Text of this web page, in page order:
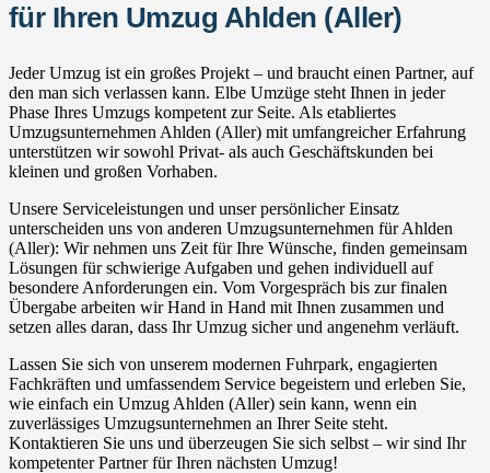
für Ihren Umzug Ahlden (Aller)
Jeder Umzug ist ein großes Projekt – und braucht einen Partner, auf
den man sich verlassen kann. Elbe Umzüge steht Ihnen in jeder
Phase Ihres Umzugs kompetent zur Seite. Als etabliertes
Umzugsunternehmen Ahlden (Aller) mit umfangreicher Erfahrung
unterstützen wir sowohl Privat- als auch Geschäftskunden bei
kleinen und großen Vorhaben.
Unsere Serviceleistungen und unser persönlicher Einsatz
unterscheiden uns von anderen Umzugsunternehmen für Ahlden
(Aller): Wir nehmen uns Zeit für Ihre Wünsche, finden gemeinsam
Lösungen für schwierige Aufgaben und gehen individuell auf
besondere Anforderungen ein. Vom Vorgespräch bis zur finalen
Übergabe arbeiten wir Hand in Hand mit Ihnen zusammen und
setzen alles daran, dass Ihr Umzug sicher und angenehm verläuft.
Lassen Sie sich von unserem modernen Fuhrpark, engagierten
Fachkräften und umfassendem Service begeistern und erleben Sie,
wie einfach ein Umzug Ahlden (Aller) sein kann, wenn ein
zuverlässiges Umzugsunternehmen an Ihrer Seite steht.
Kontaktieren Sie uns und überzeugen Sie sich selbst – wir sind Ihr
kompetenter Partner für Ihren nächsten Umzug!